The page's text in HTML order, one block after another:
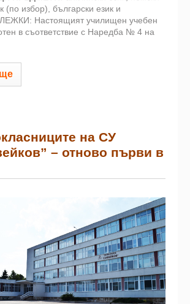
(по избор), български език и
Настоящият училищен учебен
в съответствие с Наредба № 4 на
на СУ
– отново първи в